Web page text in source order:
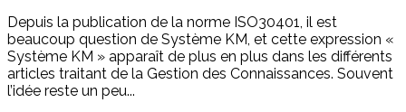
Depuis la publication de la norme ISO30401, il est
beaucoup question de Système KM, et cette expression «
Système KM » apparaît de plus en plus dans les différents
articles traitant de la Gestion des Connaissances. Souvent
l’idée reste un peu...